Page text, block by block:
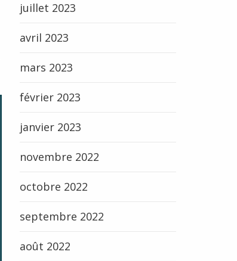
juillet 2023
avril 2023
mars 2023
février 2023
janvier 2023
novembre 2022
octobre 2022
septembre 2022
août 2022